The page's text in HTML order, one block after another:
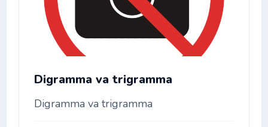
Digramma va trigramma
Digramma va trigramma